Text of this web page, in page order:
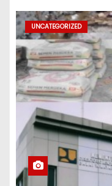
UNCATEGORIZED